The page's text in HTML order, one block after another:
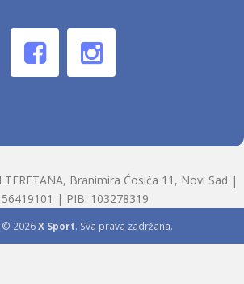
TERETANA, Branimira Ćosića 11, Novi Sad |
56419101 | PIB: 103278319
© 2026X Sport. Sva prava zadržana.